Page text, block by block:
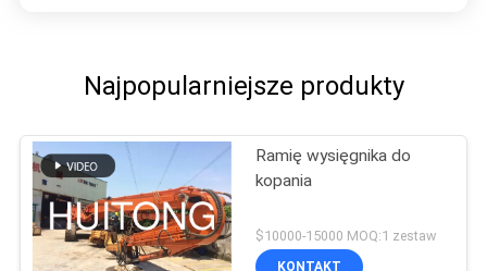
Najpopularniejsze produkty
Ramię wysięgnika do
kopania
$10000-15000 MOQ:1 zestaw
KONTAKT